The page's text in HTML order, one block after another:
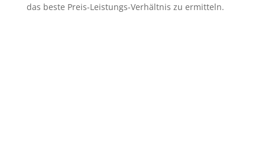
das beste Preis-Leistungs-Verhältnis zu ermitteln.